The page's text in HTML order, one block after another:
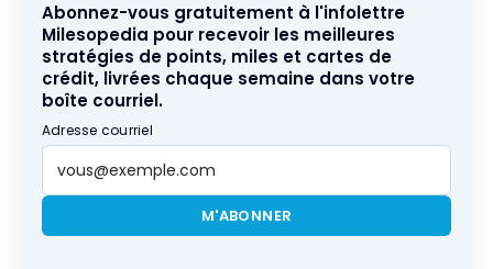
Abonnez-vous gratuitement à l'infolettre
Milesopedia pour recevoir les meilleures
stratégies de points, miles et cartes de
crédit, livrées chaque semaine dans votre
boîte courriel.
Adresse courriel
M'ABONNER